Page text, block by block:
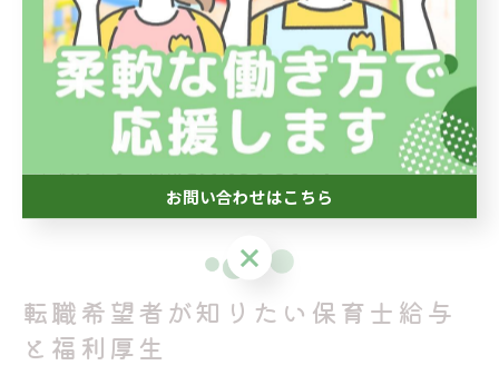
件を選ぶことで、長期的な働きやすさにつながります。
また、職場の雰囲気や職員同士のサポート体制も、職場
定着率や働きやすさを左右する要素です。求人票だけで
なく、実際の職場見学や先輩職員の声を参考にすること
転職希望者が知りたい保育士給与
と福利厚生
お問い合わせはこちら
お問い合わせはこちら